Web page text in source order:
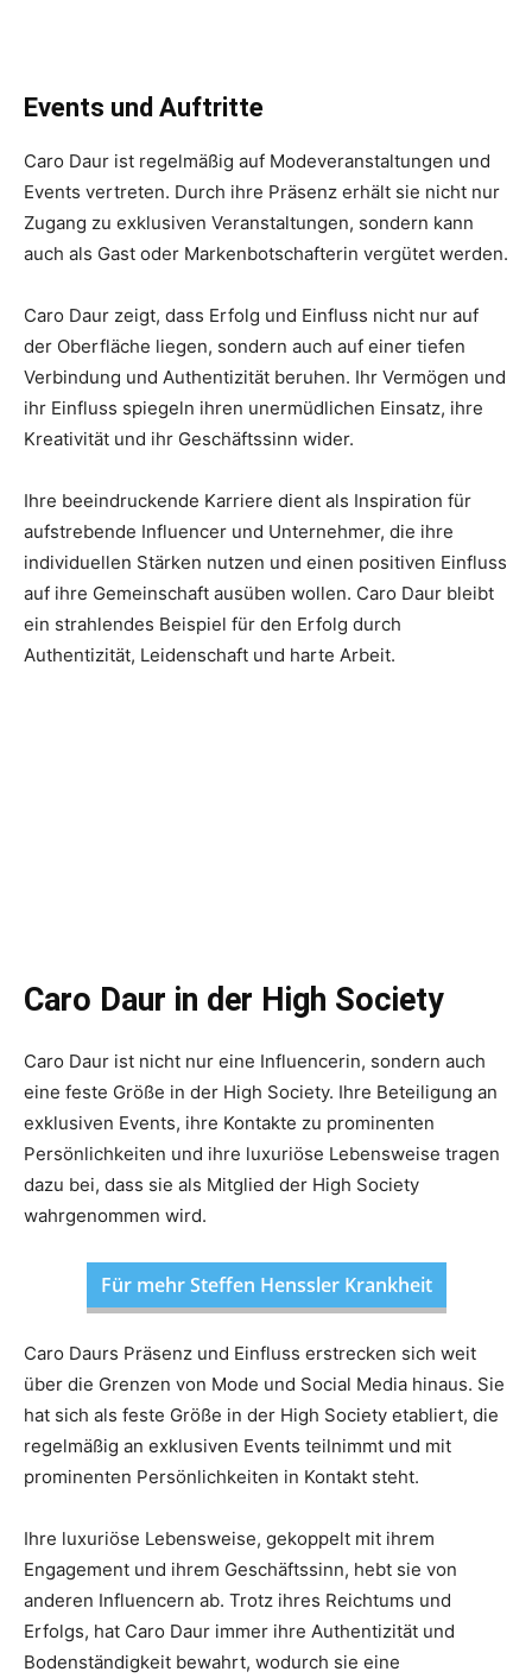
Events und Auftritte
Caro Daur ist regelmäßig auf Modeveranstaltungen und
Events vertreten. Durch ihre Präsenz erhält sie nicht nur
Zugang zu exklusiven Veranstaltungen, sondern kann
auch als Gast oder Markenbotschafterin vergütet werden.
Caro Daur zeigt, dass Erfolg und Einfluss nicht nur auf
der Oberfläche liegen, sondern auch auf einer tiefen
Verbindung und Authentizität beruhen. Ihr Vermögen und
ihr Einfluss spiegeln ihren unermüdlichen Einsatz, ihre
Kreativität und ihr Geschäftssinn wider.
Ihre beeindruckende Karriere dient als Inspiration für
aufstrebende Influencer und Unternehmer, die ihre
individuellen Stärken nutzen und einen positiven Einfluss
auf ihre Gemeinschaft ausüben wollen. Caro Daur bleibt
ein strahlendes Beispiel für den Erfolg durch
Authentizität, Leidenschaft und harte Arbeit.
Caro Daur in der High Society
Caro Daur ist nicht nur eine Influencerin, sondern auch
eine feste Größe in der High Society. Ihre Beteiligung an
exklusiven Events, ihre Kontakte zu prominenten
Persönlichkeiten und ihre luxuriöse Lebensweise tragen
dazu bei, dass sie als Mitglied der High Society
wahrgenommen wird.
Für mehr Steffen Henssler Krankheit
Caro Daurs Präsenz und Einfluss erstrecken sich weit
über die Grenzen von Mode und Social Media hinaus. Sie
hat sich als feste Größe in der High Society etabliert, die
regelmäßig an exklusiven Events teilnimmt und mit
prominenten Persönlichkeiten in Kontakt steht.
Ihre luxuriöse Lebensweise, gekoppelt mit ihrem
Engagement und ihrem Geschäftssinn, hebt sie von
anderen Influencern ab. Trotz ihres Reichtums und
Erfolgs, hat Caro Daur immer ihre Authentizität und
Bodenständigkeit bewahrt, wodurch sie eine